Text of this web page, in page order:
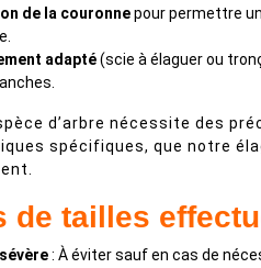
de la couronnepour permettre
adapté(scie à élaguer ou
d’arbre nécessite des
spécifiques, que notre
de tailles
: À éviter sauf en cas de